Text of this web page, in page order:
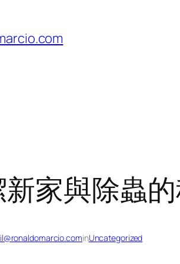
家與除蟲
inUncategorized